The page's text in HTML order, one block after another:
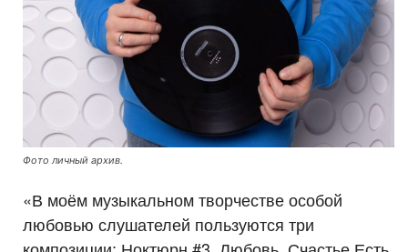
Фото личный архив.
«В моём музыкальном творчестве особой
любовью слушателей пользуются три